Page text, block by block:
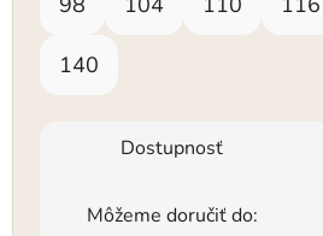
140
Dostupnosť
Môžeme doručiť do: